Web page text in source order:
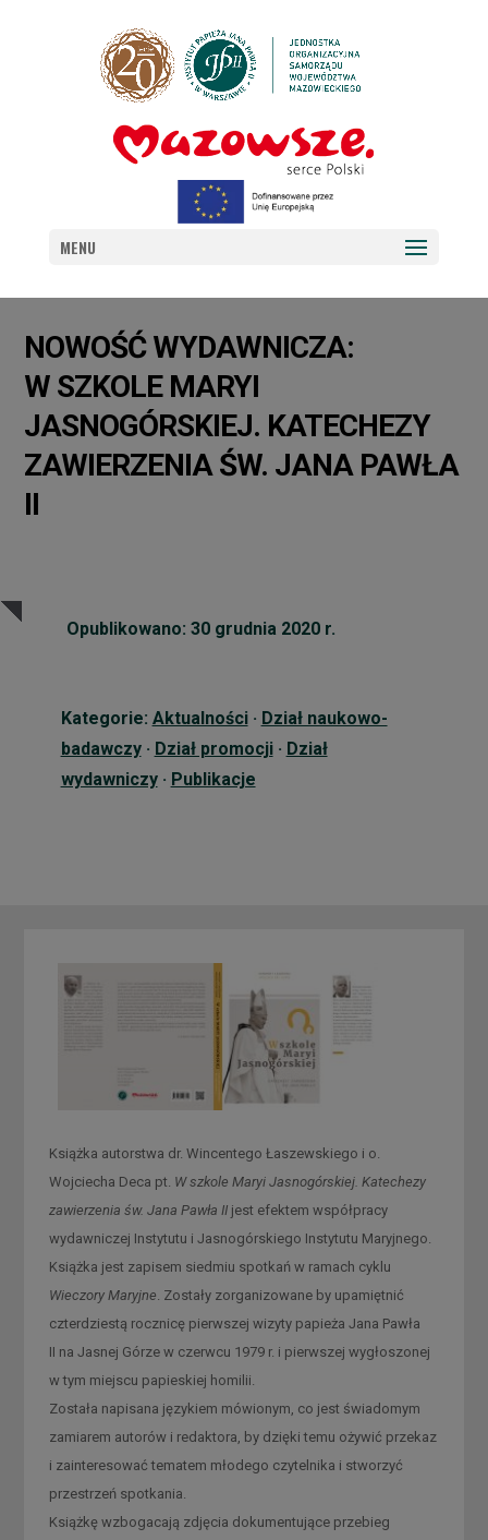
MENU
NOWOŚĆ WYDAWNICZA:
W SZKOLE MARYI
JASNOGÓRSKIEJ. KATECHEZY
ZAWIERZENIA ŚW. JANA PAWŁA
II
Opublikowano: 30 grudnia 2020 r.
Kategorie: Aktualności· Dział naukowo-
badawczy· Dział promocji· Dział
wydawniczy· Publikacje
Książka autorstwa dr. Wincentego Łaszewskiego i o.
Wojciecha Deca pt. W szkole Maryi Jasnogórskiej. Katechezy
zawierzenia św. Jana Pawła II jest efektem współpracy
wydawniczej Instytutu i Jasnogórskiego Instytutu Maryjnego.
Książka jest zapisem siedmiu spotkań w ramach cyklu
Wieczory Maryjne . Zostały zorganizowane by upamiętnić
czterdziestą rocznicę pierwszej wizyty papieża Jana Pawła
II na Jasnej Górze w czerwcu 1979 r. i pierwszej wygłoszonej
w tym miejscu papieskiej homilii.
Została napisana językiem mówionym, co jest świadomym
zamiarem autorów i redaktora, by dzięki temu ożywić przekaz
i zainteresować tematem młodego czytelnika i stworzyć
przestrzeń spotkania.
Książkę wzbogacają zdjęcia dokumentujące przebieg